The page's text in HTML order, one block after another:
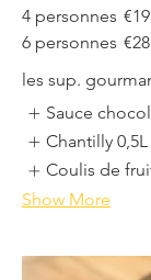
4 personnes €19
6 personnes €28
les sup.
Sauce
Chantilly 0,5L
Coulis de
Show More